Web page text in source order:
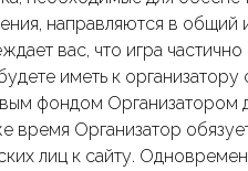
направляются в общий
вас, что игра
иметь к организатору
фондом Организатором
время Организатор
лиц к сайту.